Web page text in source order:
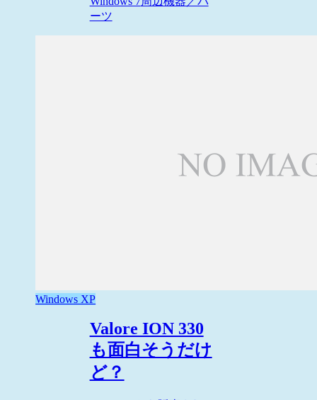
ーツ
Windows XP
Valore ION 330
も面白そうだけ
ど？